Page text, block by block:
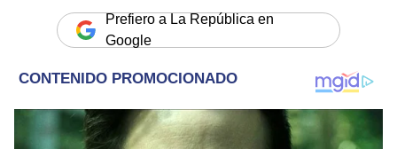
Prefiero a La República en
Google